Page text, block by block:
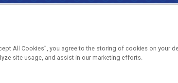
All Cookies”, you agree to the storing of cookies on your
site usage, and assist in our marketing efforts.